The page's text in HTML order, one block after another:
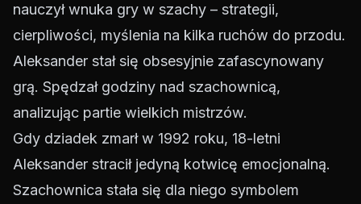
nauczył wnuka gry w szachy – strategii,
cierpliwości, myślenia na kilka ruchów do przodu.
Aleksander stał się obsesyjnie zafascynowany
grą. Spędzał godziny nad szachownicą,
analizując partie wielkich mistrzów.
Gdy dziadek zmarł w 1992 roku, 18-letni
Aleksander stracił jedyną kotwicę emocjonalną.
Szachownica stała się dla niego symbolem